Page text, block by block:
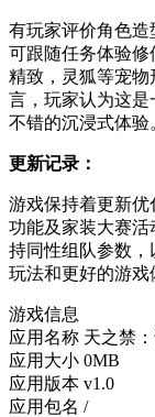
有玩家评价角色造
可跟随任务体验
精致，灵狐等宠
言，玩家认为这
不错的沉浸式体验
更新记录：
游戏保持着更新优
功能及家装大赛
持同性组队参数
玩法和更好的游戏
游戏信息
应用名称 天之禁
应用大小 0MB
应用版本 v1.0
应用包名 /